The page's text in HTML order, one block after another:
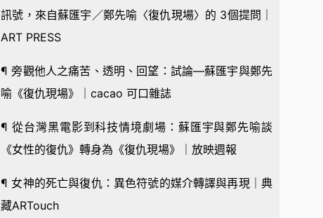
訊號，來自蘇匯宇／鄭先喻〈復仇現場〉的 3個提問｜
ART PRESS
¶ 旁觀他人之痛苦、透明、回望：試論—蘇匯宇與鄭先
喻《復仇現場》｜cacao 可口雜誌
¶ 從台灣黑電影到科技情境劇場：蘇匯宇與鄭先喻談
《女性的復仇》轉身為《復仇現場》｜放映週報
¶ 女神的死亡與復仇：異色符號的媒介轉譯與再現｜典
藏ARTouch